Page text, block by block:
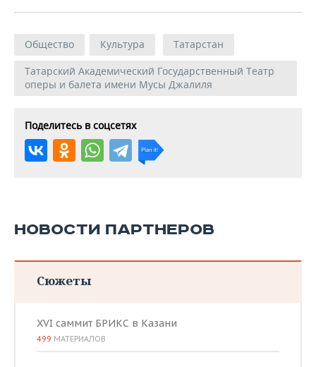
Общество Культура
Татарстан
Татарский Академический Государственный Театр
оперы и балета имени Мусы Джалиля
Поделитесь в соцсетях
НОВОСТИ ПАРТНЕРОВ
Сюжеты
XVI саммит БРИКС в Казани
499 МАТЕРИАЛОВ